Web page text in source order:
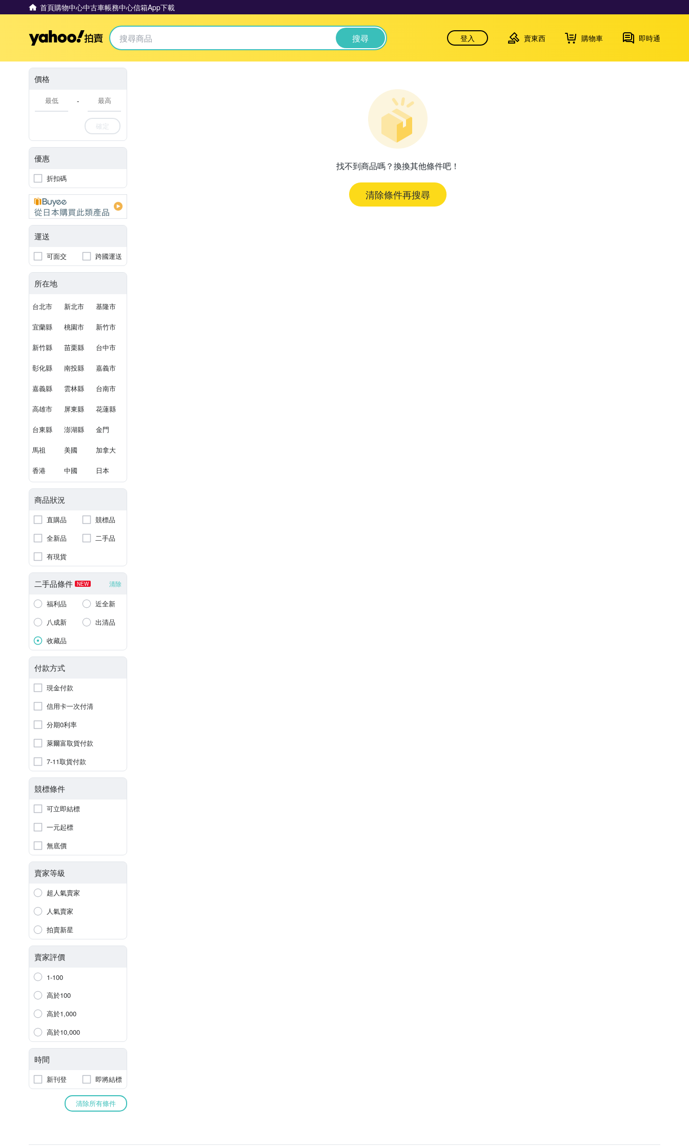
首頁購物中心中古車帳務中心信箱App下載
Yahoo拍賣 搜尋 登入 賣東西 購物車 即時通
價格
-
確定
優惠
折扣碼
運送
可面交 跨國運送
所在地
台北市 新北市 基隆市
宜蘭縣 桃園市 新竹市
新竹縣 苗栗縣 台中市
彰化縣 南投縣 嘉義市
嘉義縣 雲林縣 台南市
高雄市 屏東縣 花蓮縣
台東縣 澎湖縣 金門
馬祖 美國 加拿大
香港 中國 日本
商品狀況
直購品
競標品
全新品
二手品
有現貨
二手品條件 NEW 清除
福利品
近全新
八成新
出清品
收藏品
付款方式
現金付款
信用卡一次付清
分期0利率
萊爾富取貨付款
7-11取貨付款
競標條件
可立即結標
一元起標
無底價
賣家等級
超人氣賣家
人氣賣家
拍賣新星
賣家評價
1-100
高於100
高於1,000
高於10,000
時間
新刊登 即將結標
清除所有條件
找不到商品嗎？換換其他條件吧！
清除條件再搜尋